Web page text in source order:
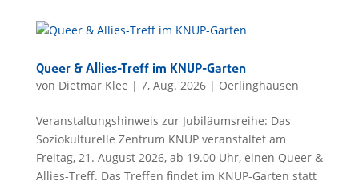
Queer & Allies-Treff im KNUP-Garten
von Dietmar Klee | 7, Aug. 2026| Oerlinghausen
Veranstaltungshinweis zur Jubiläumsreihe: Das
Soziokulturelle Zentrum KNUP veranstaltet am
Freitag, 21. August 2026, ab 19.00 Uhr, einen Queer &
Allies-Treff. Das Treffen findet im KNUP-Garten statt